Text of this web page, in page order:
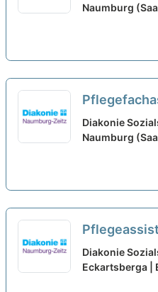
begleiten,
Naumburg
Teilzeit –
beraten!
Diakonie
Naumburg
(m/w/d) –
passenden
Diakonie
Eckartsberga |